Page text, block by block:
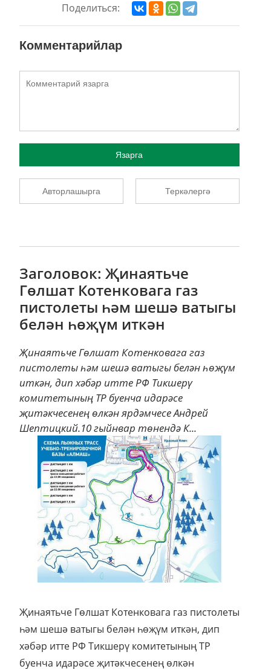
Поделиться:
Комментарийлар
Язарга
Авторлашырга Теркәлергә
Заголовок: Җинаятьче
Гөлшат Котенковага газ
пистолеты һәм шешә ватыгы
белән һөҗүм иткән
Җинаятьче Гөлшат Котенковага газ
пистолеты һәм шешә ватыгы белән һөҗүм
иткән, дип хәбәр итте РФ Тикшерү
комитетының ТР буенча идарәсе
җитәкчесенең өлкән ярдәмчесе Андрей
Шептицкий.10 гыйнвар төнендә К...
Җинаятьче Гөлшат Котенковага газ пистолеты
һәм шешә ватыгы белән һөҗүм иткән, дип
хәбәр итте РФ Тикшерү комитетының ТР
буенча идарәсе җитәкчесенең өлкән